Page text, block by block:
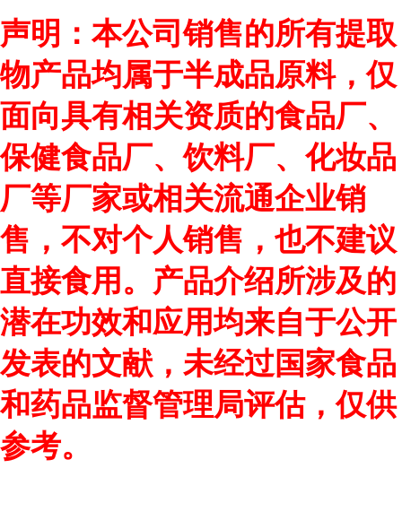
声明：本公司销售的所有提取
物产品均属于半成品原料，仅
面向具有相关资质的食品厂、
保健食品厂、饮料厂、化妆品
厂等厂家或相关流通企业销
售，不对个人销售，也不建议
直接食用。产品介绍所涉及的
潜在功效和应用均来自于公开
发表的文献，未经过国家食品
和药品监督管理局评估，仅供
参考。